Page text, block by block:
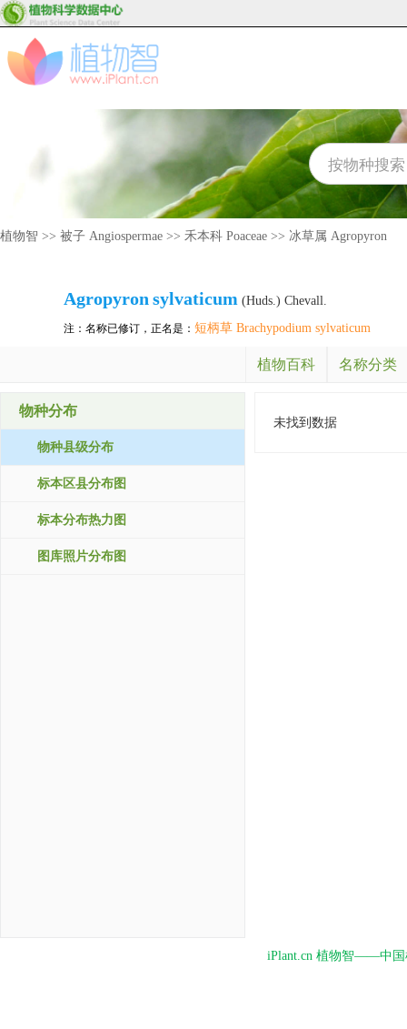
植物智 >> 被子 Angiospermae >> 禾本科 Poaceae >> 冰草属 Agropyron
Agropyron sylvaticum (Huds.) Chevall.
注：名称已修订，正名是： 短柄草 Brachypodium sylvaticum
植物百科 名称分类
物种分布
物种县级分布
标本区县分布图
标本分布热力图
图库照片分布图
未找到数据
iPlant.cn 植物智——中国